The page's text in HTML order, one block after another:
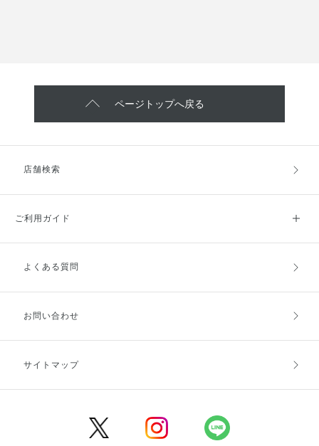
ページトップへ戻る
店舗検索
ご利用ガイド
ご利用ガイドトップ
お支払方法
キャンセル・返品・交換
よくある質問
お問い合わせ
サイトマップ